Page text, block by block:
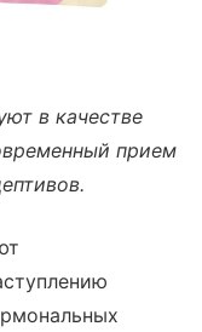
в качестве
прием